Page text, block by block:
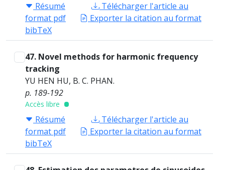
Résumé
Télécharger l'article au
format pdf
Exporter la citation au format
bibTeX
47. Novel methods for harmonic frequency
tracking
YU HEN HU, B. C. PHAN.
p. 189-192
Accès libre
Résumé
Télécharger l'article au
format pdf
Exporter la citation au format
bibTeX